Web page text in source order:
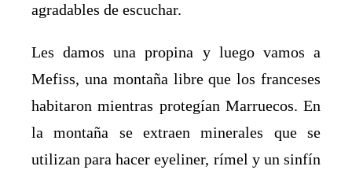
agradables de escuchar.
Les damos una propina y luego vamos a
Mefiss, una montaña libre que los franceses
habitaron mientras protegían Marruecos. En
la montaña se extraen minerales que se
utilizan para hacer eyeliner, rímel y un sinfín